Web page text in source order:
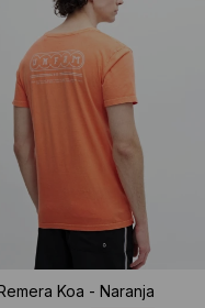
Koa - Naranja